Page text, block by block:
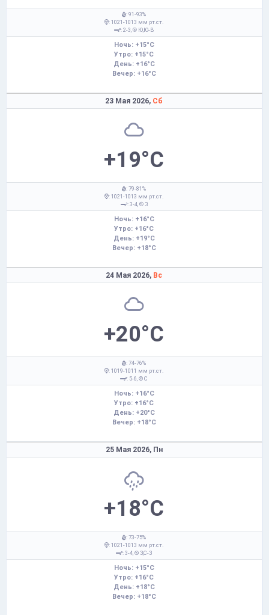
: 91-93%
: 1021-1013 мм рт.ст.
: 2-3,
Ю,Ю-В
Ночь: +15°C
Утро: +15°C
День: +16°C
Вечер: +16°C
23 Мая 2026, Сб
+19°C
: 79-81%
: 1021-1013 мм рт.ст.
: 3-4,
З
Ночь: +16°C
Утро: +16°C
День: +19°C
Вечер: +18°C
24 Мая 2026, Вс
+20°C
: 74-76%
: 1019-1011 мм рт.ст.
: 5-6,
С
Ночь: +16°C
Утро: +16°C
День: +20°C
Вечер: +18°C
25 Мая 2026, Пн
+18°C
: 73-75%
: 1021-1013 мм рт.ст.
: 3-4,
З,С-З
Ночь: +15°C
Утро: +16°C
День: +18°C
Вечер: +18°C